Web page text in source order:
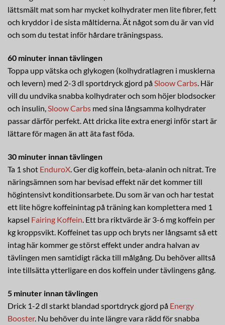
lättsmält mat som har mycket kolhydrater men lite fibrer, fett
och kryddor i de sista måltiderna. Ät något som du är van vid
och som du testat inför hårdare träningspass.
60 minuter innan tävlingen
Toppa upp vätska och glykogen (kolhydratlagren i musklerna
och levern) med 2-3 dl sportdryck gjord påSloow Carbs. Här
vill du undvika snabba kolhydrater och som höjer blodsocker
och insulin,Sloow Carbs med sina långsamma kolhydrater
passar därför perfekt. Att dricka lite extra energi inför start är
lättare för magen än att äta fast föda.
30 minuter innan tävlingen
Ta 1 shot EnduroX. Ger dig koffein, beta-alanin och nitrat. Tre
näringsämnen som har bevisad effekt när det kommer till
högintensivt konditionsarbete. Du som är van och har testat
ett lite högre koffeinintag på träning kan komplettera med 1
kapsel Fairing Koffein. Ett bra riktvärde är 3-6 mg koffein per
kg kroppsvikt. Koffeinet tas upp och bryts ner långsamt så ett
intag här kommer ge störst effekt under andra halvan av
tävlingen men samtidigt räcka till målgång. Du behöver alltså
inte tillsätta ytterligare en dos koffein under tävlingens gång.
5 minuter innan tävlingen
Drick 1-2 dl starkt blandad sportdryck gjord på Energy
Booster. Nu behöver du inte längre vara rädd för snabba